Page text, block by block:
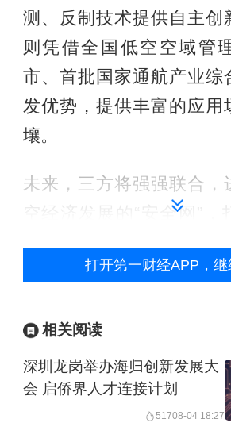
测、反制技术提供自主创
则凭借全国低空空域管
市、首批国家通航产业综
发优势，提供丰富的应用
壤。
未来，三方将强强联合，
空经济发展的“安全网”，
水池”，促进要素高效流动
巧手脚、又有智慧大脑”的
体系。
据该研究院总经理杨轶轩
打开第一财经APP，继
相关阅读
深圳龙岗举办海归创新发展大
会 启侨界人才连接计划
51708-04 18:27